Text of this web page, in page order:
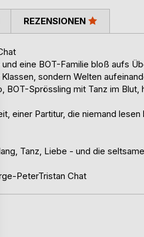
eine BOT-Familie bloß aufs
sondern Welten
BOT-Sprössling mit Tanz im Blut,
einer Partitur, die niemand lesen
Tanz, Liebe - und die
PeterTristan Chat
REZENSIONEN